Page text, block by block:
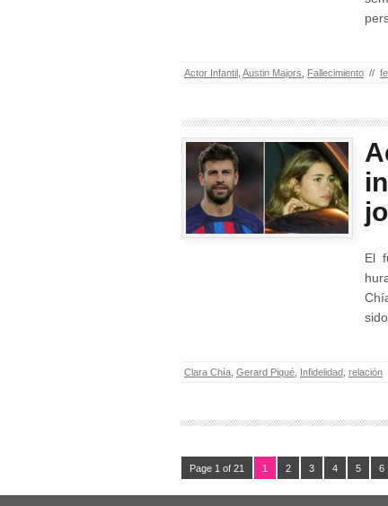
Actor Infantil Austin Majors Fallecimiento //
El
Clara Chía Gerard Piqué Infidelidad relación
Page 1 of 21 1 2 3 4 5 6